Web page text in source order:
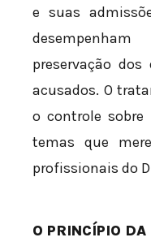
e suas
preservação
acusados. O
o controle sobre
temas que
profissionais do
O PRINCÍPIO